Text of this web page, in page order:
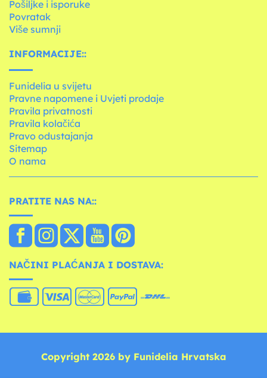
Pošiljke i isporuke
Povratak
Više sumnji
INFORMACIJE::
Funidelia u svijetu
Pravne napomene i Uvjeti prodaje
Pravila privatnosti
Pravila kolačića
Pravo odustajanja
Sitemap
O nama
PRATITE NAS NA::
NAČINI PLAĆANJA I DOSTAVA:
Copyright 2026 by Funidelia Hrvatska